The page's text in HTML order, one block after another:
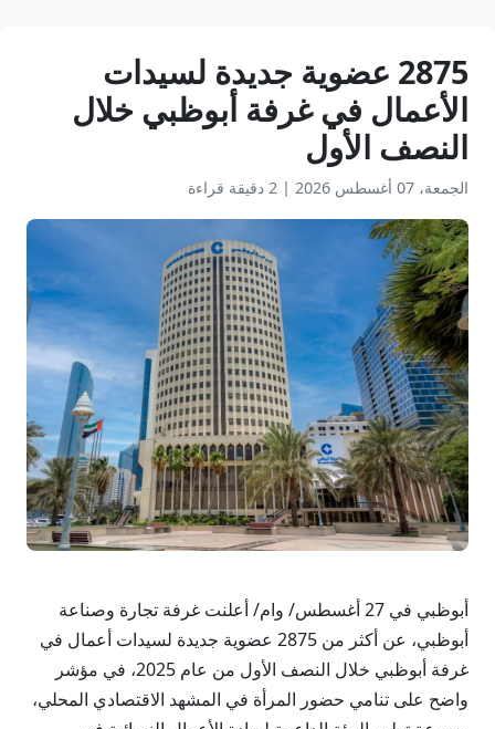
2875 عضوية جديدة لسيدات
الأعمال في غرفة أبوظبي خلال
النصف الأول
الجمعة، 07 أغسطس 2026 | 2 دقيقة قراءة
أبوظبي في 27 أغسطس/ وام/ أعلنت غرفة تجارة وصناعة
أبوظبي، عن أكثر من 2875 عضوية جديدة لسيدات أعمال في
غرفة أبوظبي خلال النصف الأول من عام 2025، في مؤشر
واضح على تنامي حضور المرأة في المشهد الاقتصادي المحلي،